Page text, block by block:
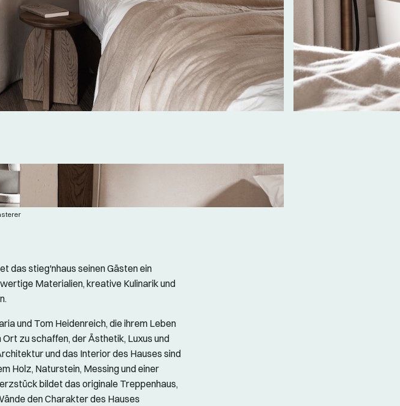
das stieg'nhaus seinen Gästen ein
Materialien, kreative Kulinarik und
und Tom Heidenreich, die ihrem Leben
zu schaffen, der Ästhetik, Luxus und
und das Interior des Hauses sind
Holz, Naturstein, Messing und einer
bildet das originale Treppenhaus,
den Charakter des Hauses